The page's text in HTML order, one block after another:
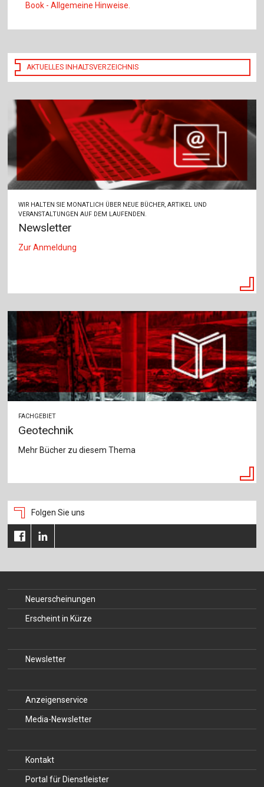
Book - Allgemeine Hinweise.
AKTUELLES INHALTSVERZEICHNIS
WIR HALTEN SIE MONATLICH ÜBER NEUE BÜCHER, ARTIKEL UND
VERANSTALTUNGEN AUF DEM LAUFENDEN.
Newsletter
Zur Anmeldung
FACHGEBIET
Geotechnik
Mehr Bücher zu diesem Thema
Folgen Sie uns
Neuerscheinungen
Erscheint in Kürze
Newsletter
Anzeigenservice
Media-Newsletter
Kontakt
Portal für Dienstleister